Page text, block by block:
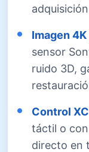
Imagen
sensor
ruido 3D,
Control
táctil o
directo en